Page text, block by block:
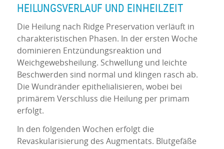
HEILUNGSVERLAUF UND EINHEILZEIT
Die Heilung nach Ridge Preservation verläuft in
charakteristischen Phasen. In der ersten Woche
dominieren Entzündungsreaktion und
Weichgewebsheilung. Schwellung und leichte
Beschwerden sind normal und klingen rasch ab.
Die Wundränder epithelialisieren, wobei bei
primärem Verschluss die Heilung per primam
erfolgt.
In den folgenden Wochen erfolgt die
Revaskularisierung des Augmentats. Blutgefäße